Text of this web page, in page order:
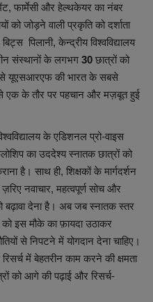
फार्मेसी और हेल्थकेयर का नंबर
जोड़ने वाली प्रकृति को दर्शाता
बिट्स पिलानी, केन्द्रीय विश्वविद्यालय
संस्थानों के लगभग 30 छात्रों को
यूएसआरएफ की भारत के सबसे
एक के तौर पर पहचान और मज़बूत हुई
के एडिशनल प्रो-वाइस
का उददेश्य स्नातक छात्रों को
है। साथ ही, शिक्षकों के मार्गदर्शन
नवाचार, महत्वपूर्ण सोच और
देना है। अब जब स्नातक स्तर
को इस मौके का फ़ायदा उठाकर
से निपटने में योगदान देना चाहिए।
में बेहतरीन काम करने की क्षमता
को आगे की पढ़ाई और रिसर्च-